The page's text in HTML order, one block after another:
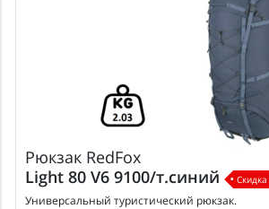
Рюкзак RedFox
Light 80 V6 9100/т.синий
Универсальный туристический рюкзак.